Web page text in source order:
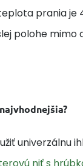
prania je
polohe
univerzálnu